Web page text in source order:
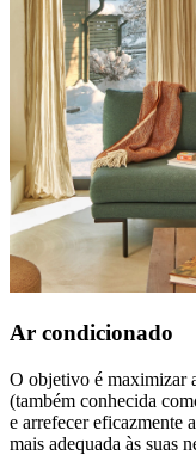
Ar condicionado
O objetivo é maximizar
(também conhecida
e arrefecer eficazmente
mais adequada às suas